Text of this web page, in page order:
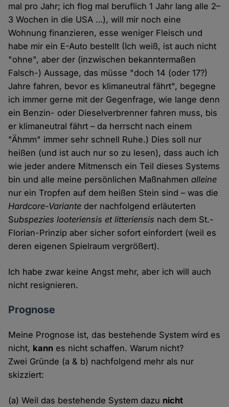
mal pro Jahr; ich flog mal beruflich 1 Jahr lang alle 2–
3 Wochen in die USA …), will mir noch eine
Wohnung finanzieren, esse weniger Fleisch und
habe mir ein E-Auto bestellt (Ich weiß, ist auch nicht
"ohne", aber der (inzwischen bekanntermaßen
Falsch-) Aussage, das müsse "doch 14 (oder 17?)
Jahre fahren, bevor es klimaneutral fährt", begegne
ich immer gerne mit der Gegenfrage, wie lange denn
ein Benzin- oder Dieselverbrenner fahren muss, bis
er klimaneutral fährt – da herrscht nach einem
"Ähmm" immer sehr schnell Ruhe.) Dies soll nur
heißen (und ist auch nur so zu lesen), dass auch ich
wie jeder andere Mitmensch ein Teil dieses Systems
bin und alle meine persönlichen Maßnahmenalleine
nur ein Tropfen auf dem heißen Stein sind – was die
Hardcore-Variante der nachfolgend erläuterten
Subspezies looteriensis et litteriensis nach dem St.-
Florian-Prinzip aber sicher sofort einfordert (weil es
deren eigenen Spielraum vergrößert).
Ich habe zwar keine Angst mehr, aber ich will auch
nicht resignieren.
Prognose
Meine Prognose ist, das bestehende System wird es
nicht, kann es nicht schaffen. Warum nicht?
Zwei Gründe (a & b) nachfolgend mehr als nur
skizziert:
(a) Weil das bestehende System dazu nicht